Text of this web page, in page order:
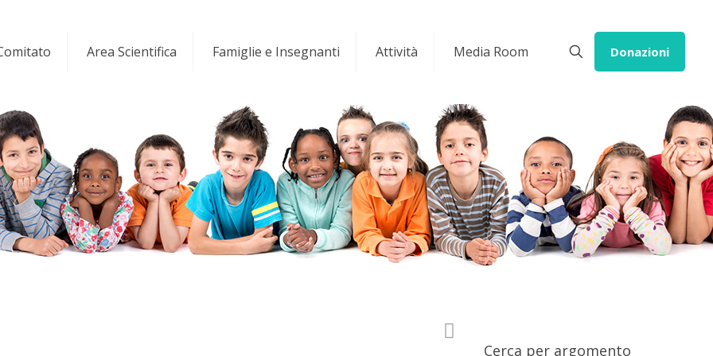
Area Scientifica Famiglie e Insegnanti Attività Media Room Donazioni
Cerca per argomento